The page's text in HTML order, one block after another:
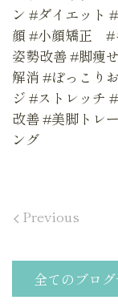
ン #ダイエット
顔 #小顔矯正 #
姿勢改善 #脚痩
解消 #ぽっこり
ジ #ストレッチ
改善 #美脚トレ
ング
Previous
全てのブロ